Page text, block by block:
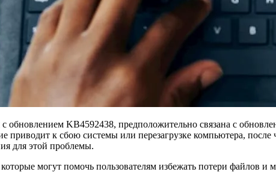
обновлением KB4592438, предположительно связана с
приводит к сбою системы или перезагрузке компьютера,
для этой проблемы.
могут помочь пользователям избежать потери файлов и